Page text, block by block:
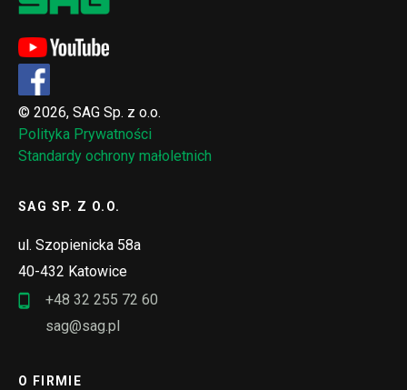
© 2026, SAG Sp. z o.o.
Polityka Prywatności
Standardy ochrony małoletnich
SAG SP. Z O.O.
ul. Szopienicka 58a
40-432 Katowice
+48 32 255 72 60
sag@sag.pl
O FIRMIE